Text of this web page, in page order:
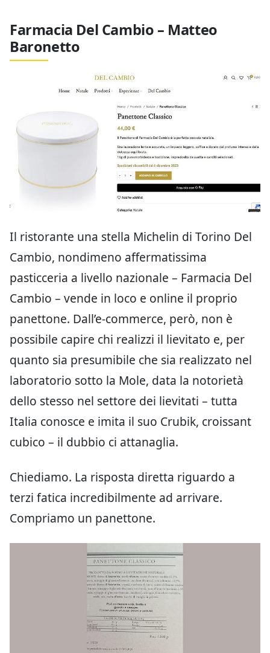
Farmacia Del Cambio – Matteo
Baronetto
Il ristorante una stella Michelin di Torino Del
Cambio, nondimeno affermatissima
pasticceria a livello nazionale – Farmacia Del
Cambio – vende in loco e online il proprio
panettone. Dall’e-commerce, però, non è
possibile capire chi realizzi il lievitato e, per
quanto sia presumibile che sia realizzato nel
laboratorio sotto la Mole, data la notorietà
dello stesso nel settore dei lievitati – tutta
Italia conosce e imita il suo Crubik, croissant
cubico – il dubbio ci attanaglia.
Chiediamo. La risposta diretta riguardo a
terzi fatica incredibilmente ad arrivare.
Compriamo un panettone.